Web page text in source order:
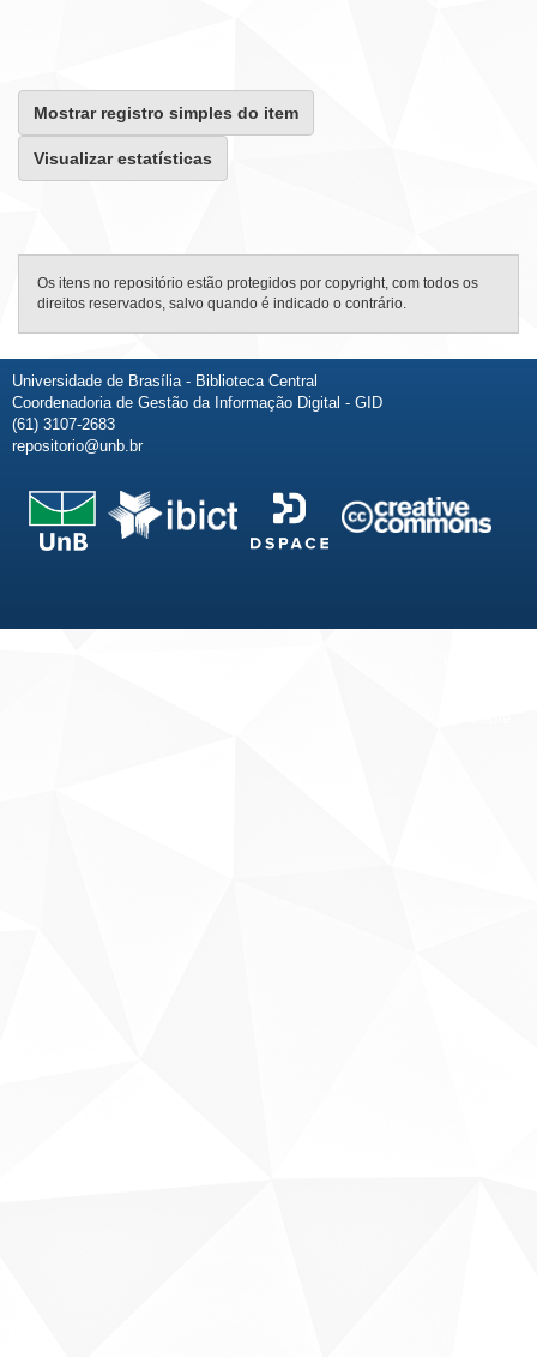
Mostrar registro simples do item
Visualizar estatísticas
Os itens no repositório estão protegidos por copyright, com todos os
direitos reservados, salvo quando é indicado o contrário.
Universidade de Brasília - Biblioteca Central
Coordenadoria de Gestão da Informação Digital - GID
(61) 3107-2683
repositorio@unb.br